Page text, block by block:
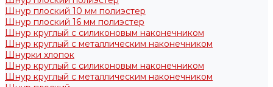
Шнур плоский 10 мм полиэстер
Шнур плоский 16 мм полиэстер
Шнур круглый с силиконовым наконечником
Шнур круглый с металлическим наконечником
Шнурки хлопок
Шнур круглый с силиконовым наконечником
Шнур круглый с металлическим наконечником